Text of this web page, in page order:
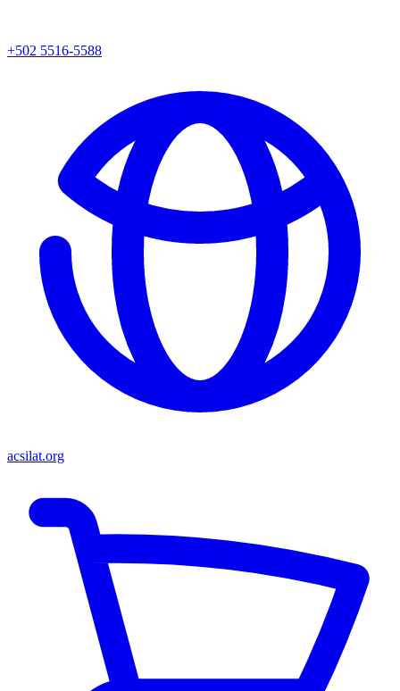
+502 5516-5588
acsilat.org